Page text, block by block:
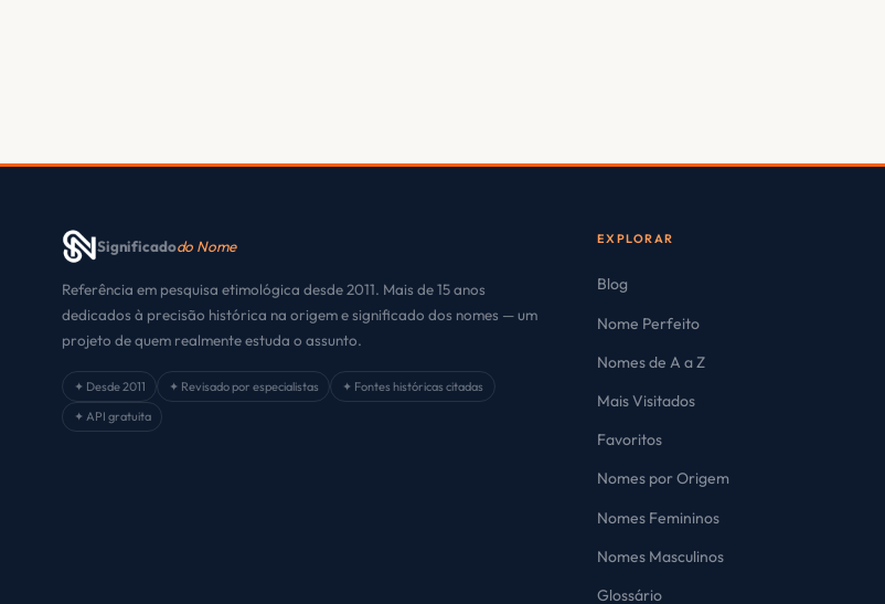
Significadodo Nome
Referência em pesquisa etimológica desde 2011. Mais de 15 anos
dedicados à precisão histórica na origem e significado dos nomes — um
projeto de quem realmente estuda o assunto.
✦ Desde 2011 ✦ Revisado por especialistas
✦ Fontes históricas citadas
✦ API gratuita
EXPLORAR
Blog
Nome Perfeito
Nomes de A a Z
Mais Visitados
Favoritos
Nomes por Origem
Nomes Femininos
Nomes Masculinos
Glossário